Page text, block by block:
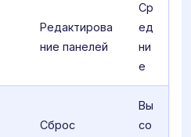
Редактирова
ние панелей
Ср
ед
ни
е
Сброс
Вы
со